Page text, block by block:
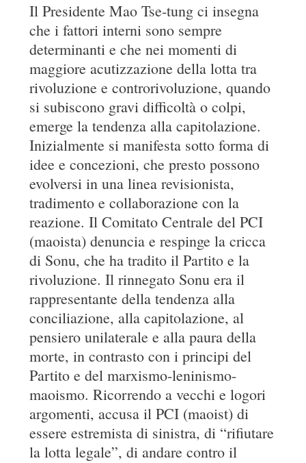
Il Presidente Mao Tse-tung ci insegna
che i fattori interni sono sempre
determinanti e che nei momenti di
maggiore acutizzazione della lotta tra
rivoluzione e controrivoluzione, quando
si subiscono gravi difficoltà o colpi,
emerge la tendenza alla capitolazione.
Inizialmente si manifesta sotto forma di
idee e concezioni, che presto possono
evolversi in una linea revisionista,
tradimento e collaborazione con la
reazione. Il Comitato Centrale del PCI
(maoista) denuncia e respinge la cricca
di Sonu, che ha tradito il Partito e la
rivoluzione. Il rinnegato Sonu era il
rappresentante della tendenza alla
conciliazione, alla capitolazione, al
pensiero unilaterale e alla paura della
morte, in contrasto con i principi del
Partito e del marxismo-leninismo-
maoismo. Ricorrendo a vecchi e logori
argomenti, accusa il PCI (maoist) di
essere estremista di sinistra, di “rifiutare
la lotta legale”, di andare contro il